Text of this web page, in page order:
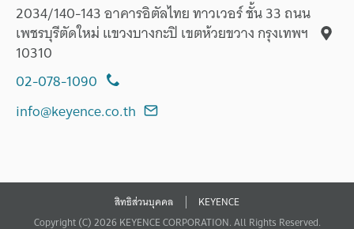
2034/140-143 อาคารอิตัลไทย ทาวเวอร์ ชั้น 33 ถนน
เพชรบุรีตัดใหม่ แขวงบางกะปิ เขตห้วยขวาง กรุงเทพฯ
10310
02-078-1090
info@keyence.co.th
สิทธิส่วนบุคคล
KEYENCE
Copyright (C) 2026 KEYENCE CORPORATION. All Rights Reserved.